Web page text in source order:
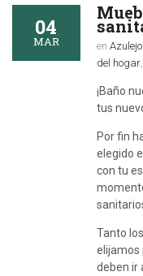
04
MAR en
del hogar,
¡Baño
tus
Por fin
elegido
con tu
Tanto
elijamos
deben ir